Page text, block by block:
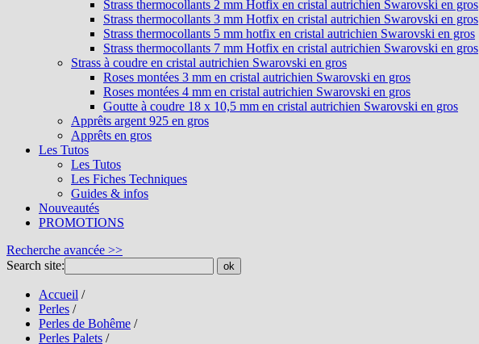
Strass thermocollants 2 mm Hotfix en cristal autrichien Swarovski en gros
Strass thermocollants 3 mm Hotfix en cristal autrichien Swarovski en gros
Strass thermocollants 5 mm hotfix en cristal autrichien Swarovski en gros
Strass thermocollants 7 mm Hotfix en cristal autrichien Swarovski en gros
Strass à coudre en cristal autrichien Swarovski en gros
Roses montées 3 mm en cristal autrichien Swarovski en gros
Roses montées 4 mm en cristal autrichien Swarovski en gros
Goutte à coudre 18 x 10,5 mm en cristal autrichien Swarovski en gros
Apprêts argent 925 en gros
Apprêts en gros
Les Tutos
Les Tutos
Les Fiches Techniques
Guides & infos
Nouveautés
PROMOTIONS
Recherche avancée >>
Search site:
ok
Accueil /
Perles /
Perles de Bohême /
Perles Palets /